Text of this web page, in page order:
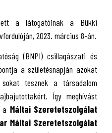
a látogatóinak a Bükki
2023. március 8-án.
(BNPI) csillagászati és
a születésnapján azokat
tesznek a társadalom
Így meghívást
a Máltai Szeretetszolgálat
Máltai Szeretetszolgálat